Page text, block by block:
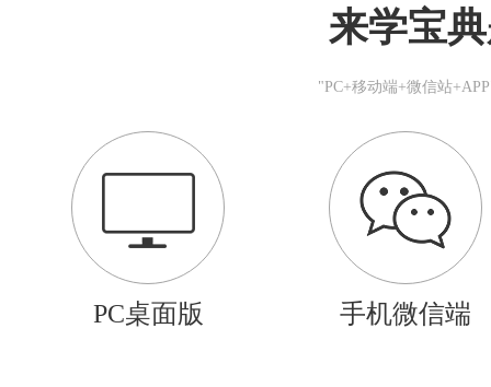
来学宝
"PC+移动端+微信站
PC桌面版 手机微信端